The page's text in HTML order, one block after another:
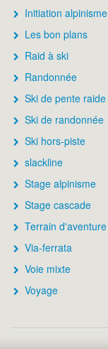
Initiation alpinisme
Les bon plans
Raid à ski
Randonnée
Ski de pente raide
Ski de randonnée
Ski hors-piste
slackline
Stage alpinisme
Stage cascade
Terrain d'aventure
Via-ferrata
Voie mixte
Voyage